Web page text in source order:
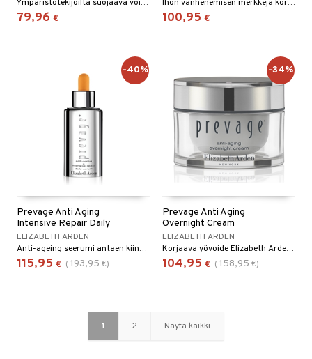
Ympäristötekijöiltä suojaava voide Elizabeth Ardenilta
79,96 €
Ihon vanhenemisen merkkejä korjaava silmänympärysseerumi
100,95 €
Prevage Anti Aging
Intensive Repair Daily
Serum
ELIZABETH ARDEN
Anti-ageing seerumi antaen kiinteämmän ihon ja hehkua Elizabeth Ardenilta
115,95 € ( 193,95 €)
-40%
Prevage Anti Aging
Overnight Cream
ELIZABETH ARDEN
Korjaava yövoide Elizabeth Ardenilta
104,95 € ( 158,95 €)
-34%
1 2 Näytä kaikki